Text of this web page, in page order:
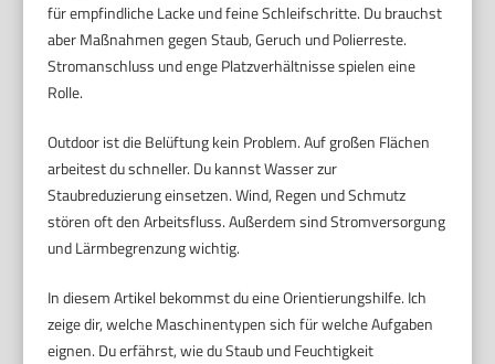
für empfindliche Lacke und feine Schleifschritte. Du brauchst
aber Maßnahmen gegen Staub, Geruch und Polierreste.
Stromanschluss und enge Platzverhältnisse spielen eine
Rolle.
Outdoor ist die Belüftung kein Problem. Auf großen Flächen
arbeitest du schneller. Du kannst Wasser zur
Staubreduzierung einsetzen. Wind, Regen und Schmutz
stören oft den Arbeitsfluss. Außerdem sind Stromversorgung
und Lärmbegrenzung wichtig.
In diesem Artikel bekommst du eine Orientierungshilfe. Ich
zeige dir, welche Maschinentypen sich für welche Aufgaben
eignen. Du erfährst, wie du Staub und Feuchtigkeit